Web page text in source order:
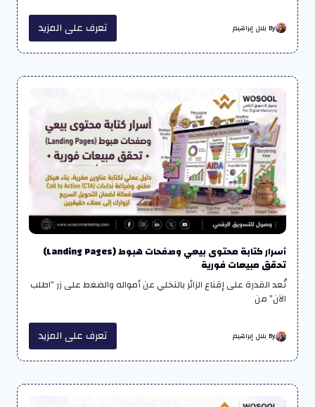
By بلال إبراهيم تعرف على المزيد
أسرار كتابة محتوى بيعي وصفحات هبوط (Landing Pages)
تحقق مبيعات فورية
تُعد القدرة على إقناع الزائر بالتخلي عن أمواله والضغط على زر “اطلب
الآن” من
By بلال إبراهيم تعرف على المزيد